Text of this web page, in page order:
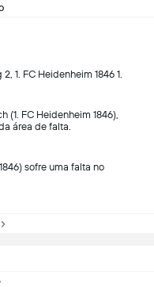
1. FC Heidenheim 1846 1.
FC Heidenheim 1846),
área de falta.
sofre uma falta no